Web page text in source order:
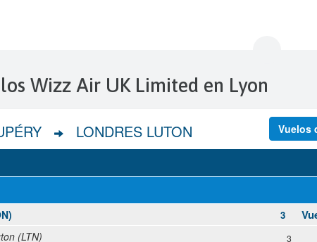
Wizz Air UK Limited en Lyon